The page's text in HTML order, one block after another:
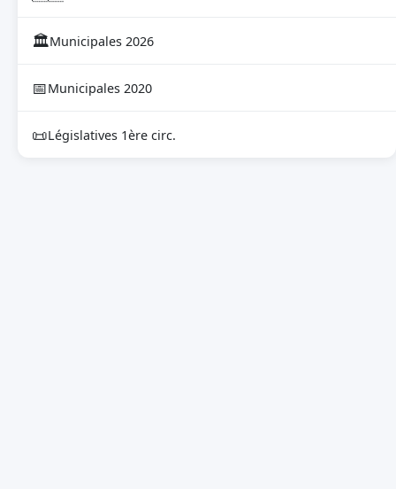
🏛Municipales 2026
📅Municipales 2020
📜Législatives 1ère circ.